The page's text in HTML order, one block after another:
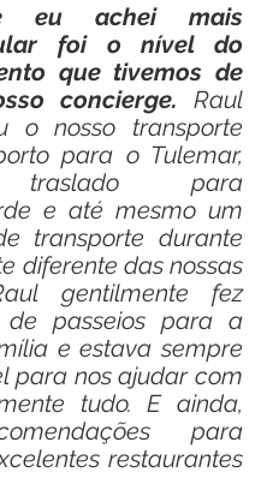
eu achei mais
foi o nível do
que tivemos de
concierge. Raul
o nosso transporte
para o Tulemar,
para
e até mesmo um
transporte durante
diferente das nossas
gentilmente fez
de passeios para a
e estava sempre
para nos ajudar com
tudo. E ainda,
para
restaurantes